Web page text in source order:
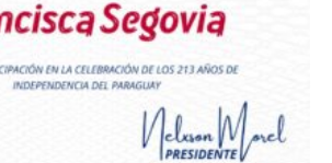
Radio Tribuna Abierta
Radio Tribuna Abierta
Radio Oñondivepa Paraguay
Orgullo Paraguayo